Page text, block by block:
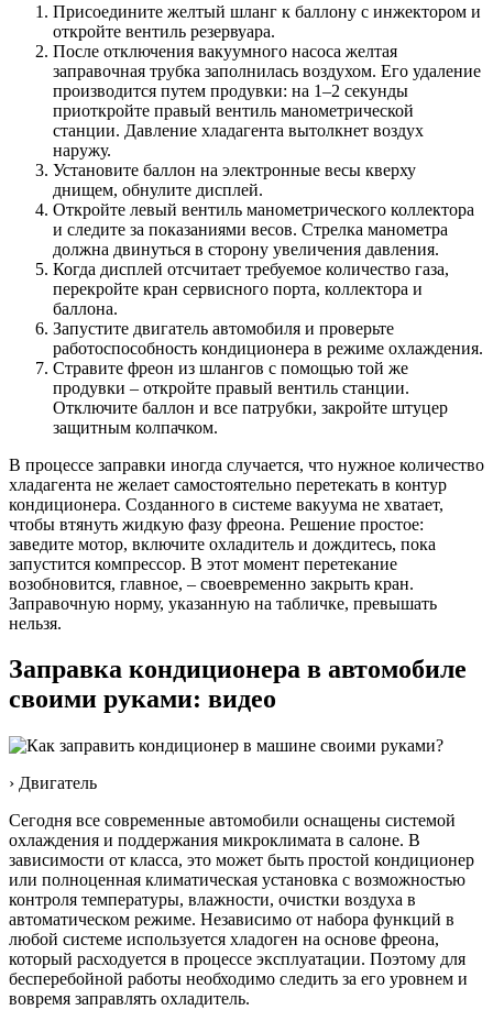
Присоедините желтый шланг к баллону с инжектором и
откройте вентиль резервуара.
После отключения вакуумного насоса желтая
заправочная трубка заполнилась воздухом. Его удаление
производится путем продувки: на 1–2 секунды
приоткройте правый вентиль манометрической
станции. Давление хладагента вытолкнет воздух
наружу.
Установите баллон на электронные весы кверху
днищем, обнулите дисплей.
Откройте левый вентиль манометрического коллектора
и следите за показаниями весов. Стрелка манометра
должна двинуться в сторону увеличения давления.
Когда дисплей отсчитает требуемое количество газа,
перекройте кран сервисного порта, коллектора и
баллона.
Запустите двигатель автомобиля и проверьте
работоспособность кондиционера в режиме охлаждения.
Стравите фреон из шлангов с помощью той же
продувки – откройте правый вентиль станции.
Отключите баллон и все патрубки, закройте штуцер
защитным колпачком.
В процессе заправки иногда случается, что нужное количество
хладагента не желает самостоятельно перетекать в контур
кондиционера. Созданного в системе вакуума не хватает,
чтобы втянуть жидкую фазу фреона. Решение простое:
заведите мотор, включите охладитель и дождитесь, пока
запустится компрессор. В этот момент перетекание
возобновится, главное, – своевременно закрыть кран.
Заправочную норму, указанную на табличке, превышать
нельзя.
Заправка кондиционера в автомобиле
своими руками: видео
› Двигатель
Сегодня все современные автомобили оснащены системой
охлаждения и поддержания микроклимата в салоне. В
зависимости от класса, это может быть простой кондиционер
или полноценная климатическая установка с возможностью
контроля температуры, влажности, очистки воздуха в
автоматическом режиме. Независимо от набора функций в
любой системе используется хладоген на основе фреона,
который расходуется в процессе эксплуатации. Поэтому для
бесперебойной работы необходимо следить за его уровнем и
вовремя заправлять охладитель.